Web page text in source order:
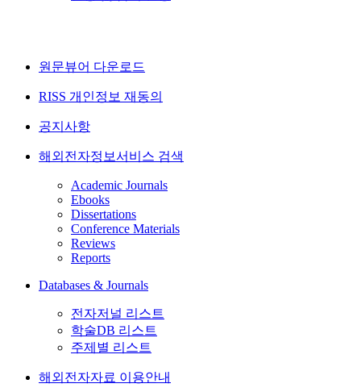
원문뷰어 다운로드
RISS 개인정보 재동의
공지사항
해외전자정보서비스 검색
Academic Journals
Ebooks
Dissertations
Conference Materials
Reviews
Reports
Databases & Journals
전자저널 리스트
학술DB 리스트
주제별 리스트
해외전자자료 이용안내